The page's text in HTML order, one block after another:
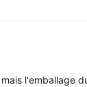
l'emballage